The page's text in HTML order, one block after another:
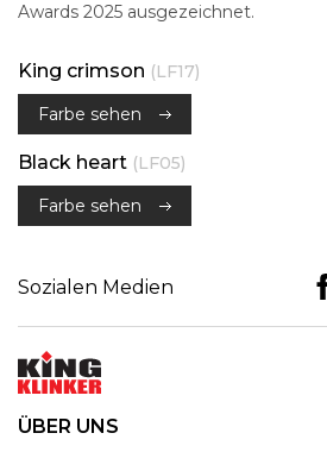
Awards 2025 ausgezeichnet.
King crimson (LF17)
Farbe sehen
Black heart (LF05)
Farbe sehen
Sozialen Medien
ÜBER UNS